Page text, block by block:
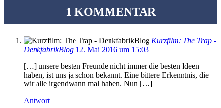
1 KOMMENTAR
Kurzfilm: The Trap -
DenkfabrikBlog 12. Mai 2016 um 15:03
[…] unsere besten Freunde nicht immer die besten Ideen
haben, ist uns ja schon bekannt. Eine bittere Erkenntnis, die
wir alle irgendwann mal haben. Nun […]
Antwort